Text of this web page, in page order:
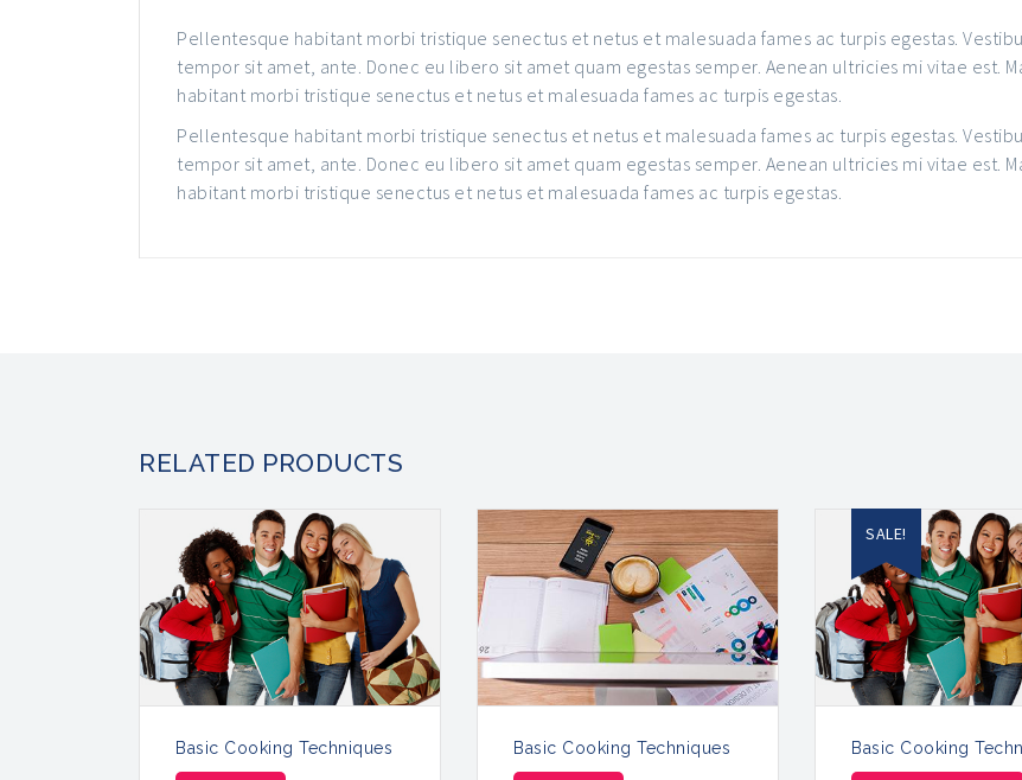
Pellentesque habitant morbi tristique senectus et netus et malesuada fames ac turpis egestas.
tempor sit amet, ante. Donec eu libero sit amet quam egestas semper. Aenean ultricies mi vitae est.
habitant morbi tristique senectus et netus et malesuada fames ac turpis egestas.
Pellentesque habitant morbi tristique senectus et netus et malesuada fames ac turpis egestas.
tempor sit amet, ante. Donec eu libero sit amet quam egestas semper. Aenean ultricies mi vitae est.
habitant morbi tristique senectus et netus et malesuada fames ac turpis egestas.
RELATED PRODUCTS
Basic Cooking Techniques Basic Cooking Techniques
SALE!
Basic Cooking